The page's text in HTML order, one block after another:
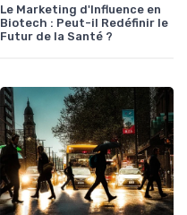
Le Marketing d'Influence en
Biotech : Peut-il Redéfinir le
Futur de la Santé ?